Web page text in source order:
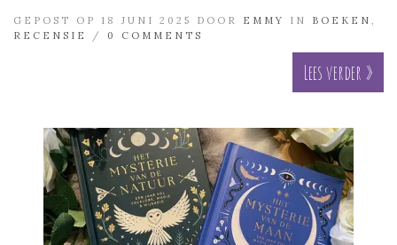
GEPOST OP 18 JUNI 2025 DOOR EMMY IN BOEKEN
RECENSIE
/ 0 COMMENTS
Lees verder »